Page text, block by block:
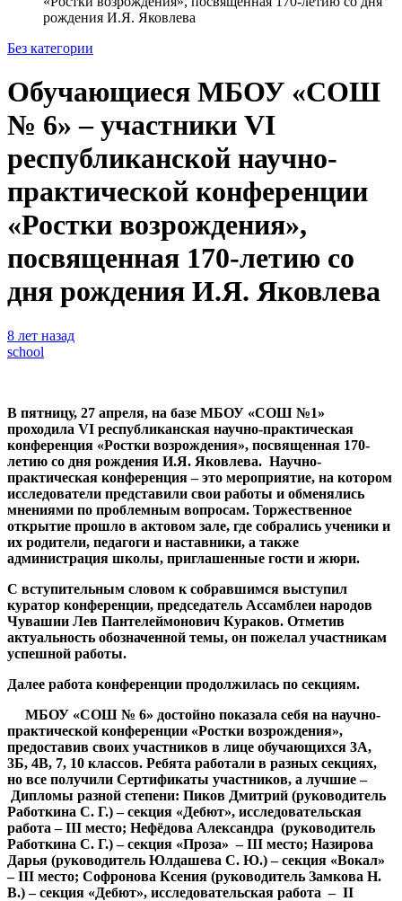
рождения И.Я. Яковлева
Без категории
Обучающиеся МБОУ «СОШ
№ 6» – участники VI
республиканской научно-
практической конференции
«Ростки возрождения»,
посвященная 170-летию со
дня рождения И.Я. Яковлева
8 лет назад
school
В пятницу, 27 апреля, на базе МБОУ «СОШ №1»
проходила VI республиканская научно-практическая
конференция «Ростки возрождения», посвященная 170-
летию со дня рождения И.Я. Яковлева. Научно-
практическая конференция – это мероприятие, на котором
исследователи представили свои работы и обменялись
мнениями по проблемным вопросам. Торжественное
открытие прошло в актовом зале, где собрались ученики и
их родители, педагоги и наставники, а также
администрация школы, приглашенные гости и жюри.
С вступительным словом к собравшимся выступил
куратор конференции, председатель Ассамблеи народов
Чувашии Лев Пантелеймонович Кураков. Отметив
актуальность обозначенной темы, он пожелал участникам
успешной работы.
Далее работа конференции продолжилась по секциям.
МБОУ «СОШ № 6» достойно показала себя на научно-
практической конференции «Ростки возрождения»,
предоставив своих участников в лице обучающихся 3А,
3Б, 4В, 7, 10 классов. Ребята работали в разных секциях,
но все получили Сертификаты участников, а лучшие –
Дипломы разной степени: Пиков Дмитрий (руководитель
Работкина С. Г.) – секция «Дебют», исследовательская
работа – III место; Нефёдова Александра (руководитель
Работкина С. Г.) – секция «Проза» – III место; Назирова
Дарья (руководитель Юлдашева С. Ю.) – секция «Вокал»
– III место; Софронова Ксения (руководитель Замкова Н.
В.) – секция «Дебют», исследовательская работа – II